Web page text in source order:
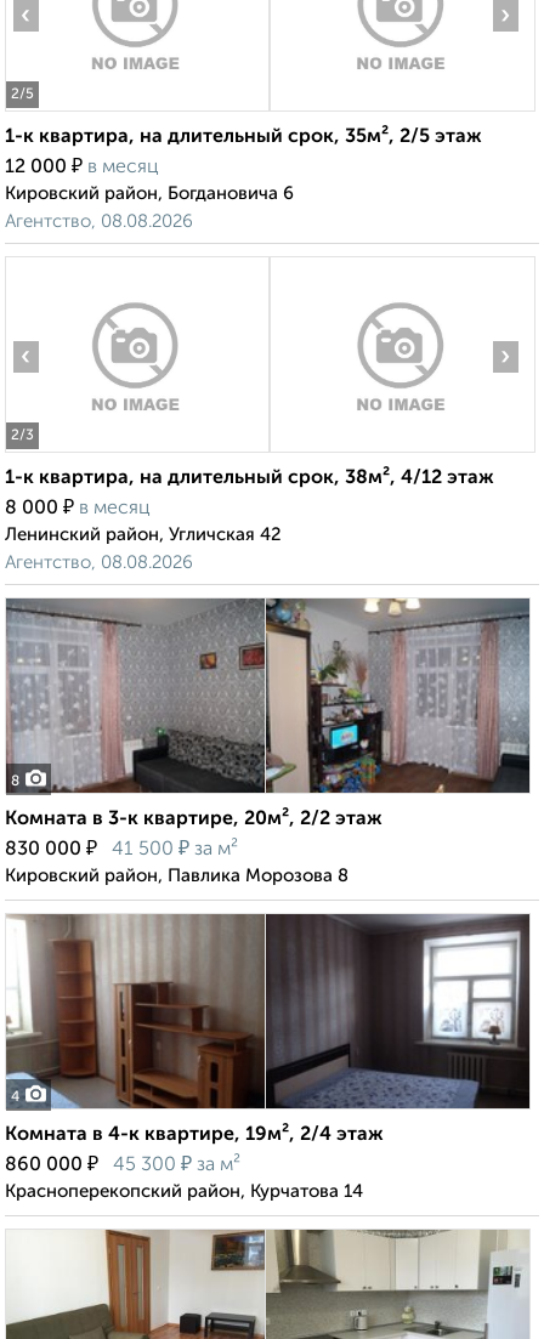
2/5
‹ ›
1-к квартира, на длительный срок, 35м², 2/5 этаж
12 000 ₽ в месяц
Кировский район, Богдановича 6
Агентство, 08.08.2026
2/3
‹ ›
1-к квартира, на длительный срок, 38м², 4/12 этаж
8 000 ₽ в месяц
Ленинский район, Угличская 42
Агентство, 08.08.2026
8
Комната в 3-к квартире, 20м², 2/2 этаж
830 000 ₽ 41 500 ₽ за м²
Кировский район, Павлика Морозова 8
4
Комната в 4-к квартире, 19м², 2/4 этаж
860 000 ₽ 45 300 ₽ за м²
Красноперекопский район, Курчатова 14